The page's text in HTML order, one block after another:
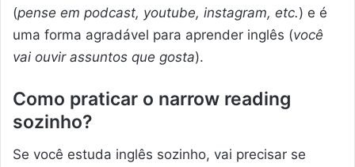
(pense em podcast, youtube, instagram, etc.) e é
uma forma agradável para aprender inglês (você
vai ouvir assuntos que gosta).
Como praticar o narrow reading
sozinho?
Se você estuda inglês sozinho, vai precisar se